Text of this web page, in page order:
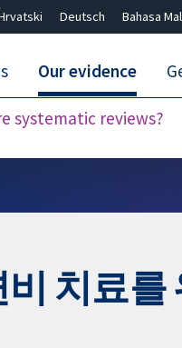
Deutsch Bahasa
Our evidence
systematic reviews?
치료